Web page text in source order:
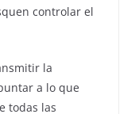
controlar el
la
a lo que
todas las